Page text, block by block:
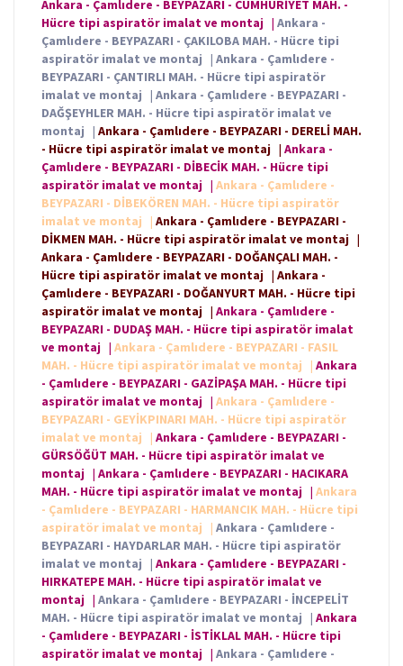
Ankara - Çamlıdere - BEYPAZARI - CUMHURİYET MAH. -
Hücre tipi aspiratör imalat ve montaj | Ankara -
Çamlıdere - BEYPAZARI - ÇAKILOBA MAH. - Hücre tipi
aspiratör imalat ve montaj | Ankara - Çamlıdere -
BEYPAZARI - ÇANTIRLI MAH. - Hücre tipi aspiratör
imalat ve montaj | Ankara - Çamlıdere - BEYPAZARI -
DAĞŞEYHLER MAH. - Hücre tipi aspiratör imalat ve
montaj | Ankara - Çamlıdere - BEYPAZARI - DERELİ MAH.
- Hücre tipi aspiratör imalat ve montaj | Ankara -
Çamlıdere - BEYPAZARI - DİBECİK MAH. - Hücre tipi
aspiratör imalat ve montaj | Ankara - Çamlıdere -
BEYPAZARI - DİBEKÖREN MAH. - Hücre tipi aspiratör
imalat ve montaj
| Ankara - Çamlıdere - BEYPAZARI -
DİKMEN MAH. - Hücre tipi aspiratör imalat ve montaj |
Ankara - Çamlıdere - BEYPAZARI - DOĞANÇALI MAH. -
Hücre tipi aspiratör imalat ve montaj | Ankara -
Çamlıdere - BEYPAZARI - DOĞANYURT MAH. - Hücre tipi
aspiratör imalat ve montaj | Ankara - Çamlıdere -
BEYPAZARI - DUDAŞ MAH. - Hücre tipi aspiratör imalat
ve montaj | Ankara - Çamlıdere - BEYPAZARI - FASIL
MAH. - Hücre tipi aspiratör imalat ve montaj
| Ankara
- Çamlıdere - BEYPAZARI - GAZİPAŞA MAH. - Hücre tipi
aspiratör imalat ve montaj | Ankara - Çamlıdere -
BEYPAZARI - GEYİKPINARI MAH. - Hücre tipi aspiratör
imalat ve montaj
| Ankara - Çamlıdere - BEYPAZARI -
GÜRSÖĞÜT MAH. - Hücre tipi aspiratör imalat ve
montaj | Ankara - Çamlıdere - BEYPAZARI - HACIKARA
MAH. - Hücre tipi aspiratör imalat ve montaj | Ankara
- Çamlıdere - BEYPAZARI - HARMANCIK MAH. - Hücre tipi
aspiratör imalat ve montaj
| Ankara - Çamlıdere -
BEYPAZARI - HAYDARLAR MAH. - Hücre tipi aspiratör
imalat ve montaj | Ankara - Çamlıdere - BEYPAZARI -
HIRKATEPE MAH. - Hücre tipi aspiratör imalat ve
montaj | Ankara - Çamlıdere - BEYPAZARI - İNCEPELİT
MAH. - Hücre tipi aspiratör imalat ve montaj | Ankara
- Çamlıdere - BEYPAZARI - İSTİKLAL MAH. - Hücre tipi
aspiratör imalat ve montaj | Ankara - Çamlıdere -